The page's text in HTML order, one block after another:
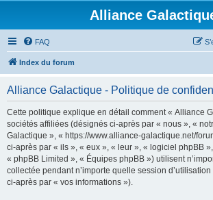
Alliance
FAQ
Index du forum
Alliance Galactique - Politique de
Cette politique explique en détail comment « Alliance
sociétés affiliées (désignés ci-après par « nous », «
Galactique », « https://www.alliance-galactique.net/
ci-après par « ils », « eux », « leur », « logiciel phpBB
« phpBB Limited », « Équipes phpBB ») utilisent
collectée pendant n’importe quelle session
ci-après par « vos informations »).